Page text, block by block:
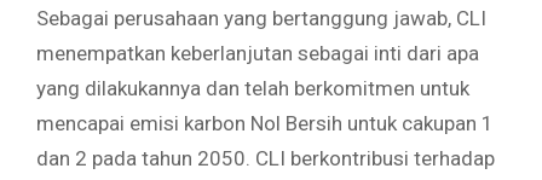
Sebagai perusahaan yang bertanggung jawab, CLI
menempatkan keberlanjutan sebagai inti dari apa
yang dilakukannya dan telah berkomitmen untuk
mencapai emisi karbon Nol Bersih untuk cakupan 1
dan 2 pada tahun 2050. CLI berkontribusi terhadap